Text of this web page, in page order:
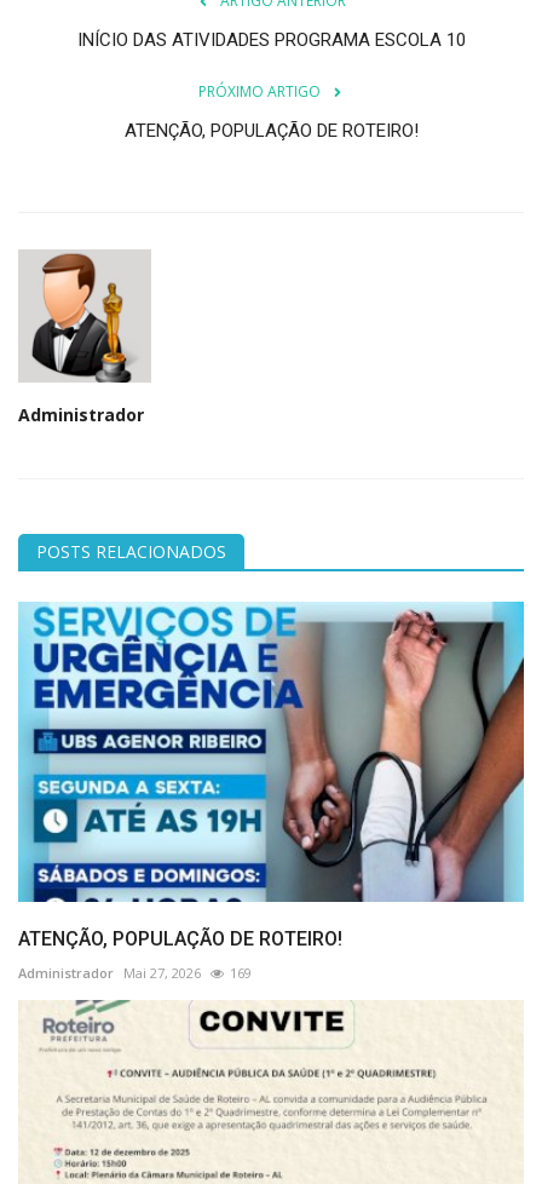
INÍCIO DAS ATIVIDADES PROGRAMA ESCOLA 10
PRÓXIMO ARTIGO
ATENÇÃO, POPULAÇÃO DE ROTEIRO!
Administrador
POSTS RELACIONADOS
ATENÇÃO, POPULAÇÃO DE ROTEIRO!
Administrador Mai 27, 2026 169